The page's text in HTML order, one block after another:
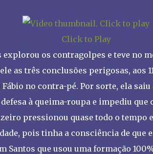
Click to Play
explorou os contragolpes e teve no
as três conclusões perigosas, aos
no contra-pé. Por sorte, ela
à queima-roupa e impediu que
pressionou quase todo o tempo
pois tinha a consciência de que
Santos que usou uma formação